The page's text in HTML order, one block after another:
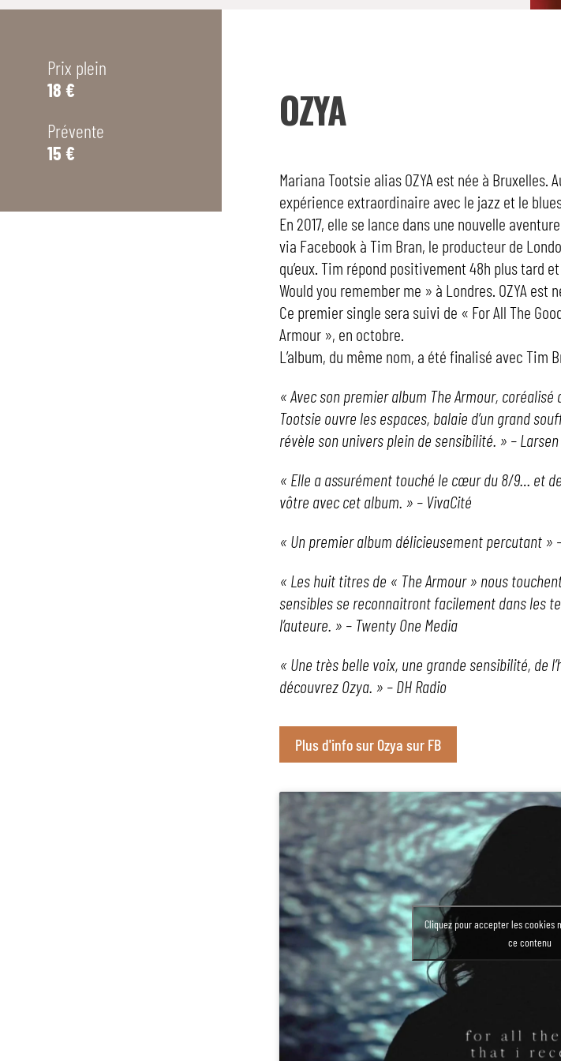
Prix plein
18 €
Prévente
15 €
OZYA
Mariana Tootsie alias OZYA est née à Bruxelles.
expérience extraordinaire avec le jazz et le
En 2017, elle se lance dans une nouvelle
via Facebook à Tim Bran, le producteur de
qu’eux. Tim répond positivement 48h plus tard
Would you remember me » à Londres. OZYA est
Ce premier single sera suivi de « For All The
Armour », en octobre.
L’album, du même nom, a été finalisé avec Tim
« Avec son premier album The Armour, coréalisé
Tootsie ouvre les espaces, balaie d’un grand
révèle son univers plein de sensibilité. » – Larsen
« Elle a assurément touché le cœur du 8/9… et
vôtre avec cet album. » – VivaCité
« Un premier album délicieusement percutant »
« Les huit titres de « The Armour » nous
sensibles se reconnaitront facilement dans les
l’auteure. » – Twenty One Media
« Une très belle voix, une grande sensibilité, de
découvrez Ozya. » – DH Radio
Plus d'info sur Ozya sur FB
Cliquez pour accepter les cookies
ce contenu